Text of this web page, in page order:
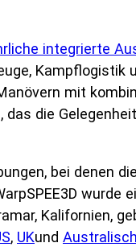
integrierte
mit
die
bei denen
Kalifornien,
, UKund Australisch